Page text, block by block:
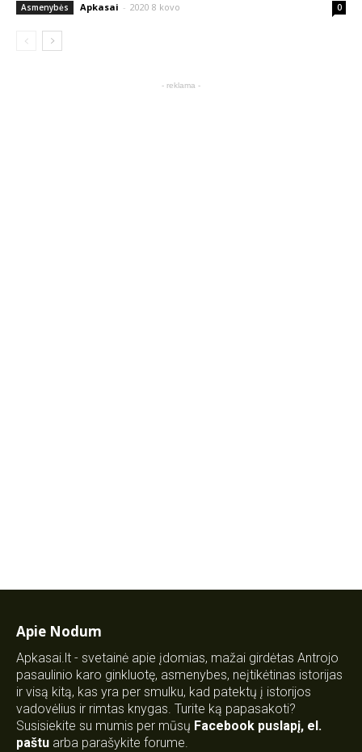
Asmenybės Apkasai - 2020 8 kovo 0
- reklama -
Apie Nodum
Apkasai.lt - svetainė apie įdomias, mažai girdėtas Antrojo
pasaulinio karo ginkluotę, asmenybes, neįtikėtinas istorijas
ir visą kitą, kas yra per smulku, kad patektų į istorijos
vadovėlius ir rimtas knygas. Turite ką papasakoti?
Susisiekite su mumis per mūsų Facebook puslapį, el.
paštu arba parašykite forume.